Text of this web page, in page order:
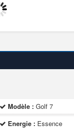
Modèle : Golf 7
Energie : Essence